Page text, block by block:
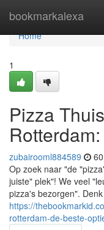
bookmarkalexa
Home
Home
1
Pizza
zubairooml884589
Op zoek naar "de
juiste" plek"! We veel
pizza's bezorgen".
https://
rotterdam-de-beste-